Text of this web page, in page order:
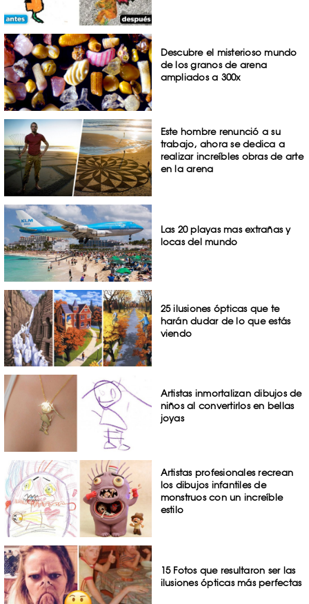
Descubre el misterioso mundo
de los granos de arena
ampliados a 300x
Este hombre renunció a su
trabajo, ahora se dedica a
realizar increíbles obras de arte
en la arena
Las 20 playas mas extrañas y
locas del mundo
25 ilusiones ópticas que te
harán dudar de lo que estás
viendo
Artistas inmortalizan dibujos de
niños al convertirlos en bellas
joyas
Artistas profesionales recrean
los dibujos infantiles de
monstruos con un increíble
estilo
15 Fotos que resultaron ser las
ilusiones ópticas más perfectas